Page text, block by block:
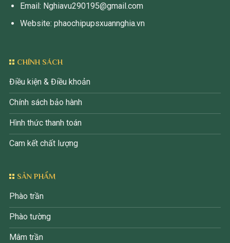
Email: Nghiavu290195@gmail.com
Website: phaochipupsxuannghia.vn
CHÍNH SÁCH
Điều kiện & Điều khoản
Chính sách bảo hành
Hình thức thanh toán
Cam kết chất lượng
SẢN PHẨM
Phào trần
Phào tường
Mâm trần